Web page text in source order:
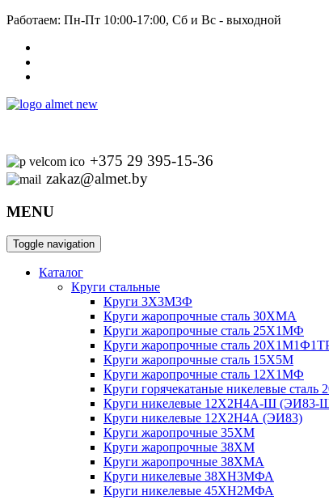
Работаем: Пн-Пт 10:00-17:00, Сб и Вс - выходной
+375 29 395-15-36
zakaz@almet.by
MENU
Toggle navigation
Каталог
Круги стальные
Круги 3Х3М3Ф
Круги жаропрочные сталь 30ХМА
Круги жаропрочные сталь 25Х1МФ
Круги жаропрочные сталь
Круги жаропрочные сталь 15Х5М
Круги жаропрочные сталь 12Х1МФ
Круги горячекатаные никелевые
Круги никелевые 12Х2Н4А-Ш (ЭИ83-
Круги никелевые 12Х2Н4А (ЭИ83)
Круги жаропрочные 35ХМ
Круги жаропрочные 38ХМ
Круги жаропрочные 38ХМА
Круги никелевые 38XH3MФА
Круги никелевые 45ХН2МФА